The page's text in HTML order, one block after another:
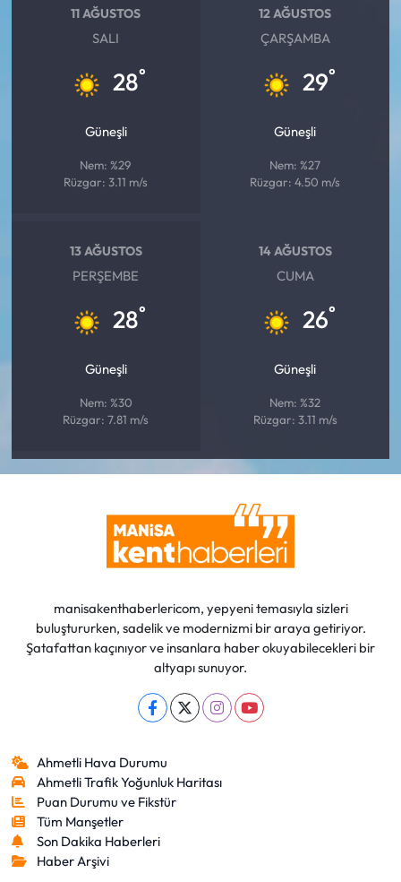
11 AĞUSTOS
SALI
28°
Güneşli
Nem: %29
Rüzgar: 3.11 m/s
12 AĞUSTOS
ÇARŞAMBA
29°
Güneşli
Nem: %27
Rüzgar: 4.50 m/s
13 AĞUSTOS
PERŞEMBE
28°
Güneşli
Nem: %30
Rüzgar: 7.81 m/s
14 AĞUSTOS
CUMA
26°
Güneşli
Nem: %32
Rüzgar: 3.11 m/s
manisakenthaberlericom, yepyeni temasıyla sizleri
buluştururken, sadelik ve modernizmi bir araya getiriyor.
Şatafattan kaçınıyor ve insanlara haber okuyabilecekleri bir
altyapı sunuyor.
Ahmetli Hava Durumu
Ahmetli Trafik Yoğunluk Haritası
Puan Durumu ve Fikstür
Tüm Manşetler
Son Dakika Haberleri
Haber Arşivi